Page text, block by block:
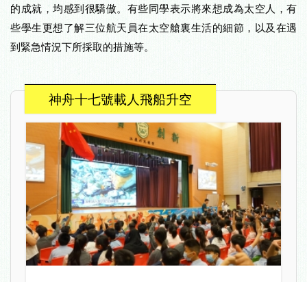
的成就，均感到很驕傲。有些同學表示將來想成為太空人，有
些學生更想了解三位航天員在太空艙裏生活的細節，以及在遇
到緊急情況下所採取的措施等。
神舟十七號載人飛船升空